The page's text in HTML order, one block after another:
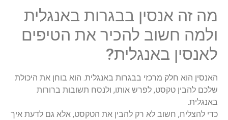
מה זה אנסין בבגרות באנגלית
ולמה חשוב להכיר את הטיפים
לאנסין באנגלית?
האנסין הוא חלק מרכזי בבגרות באנגלית. הוא בוחן את היכולת
שלכם להבין טקסט, לפרש אותו, ולנסח תשובות ברורות
באנגלית.
כדי להצליח, חשוב לא רק להבין את הטקסט, אלא גם לדעת איך